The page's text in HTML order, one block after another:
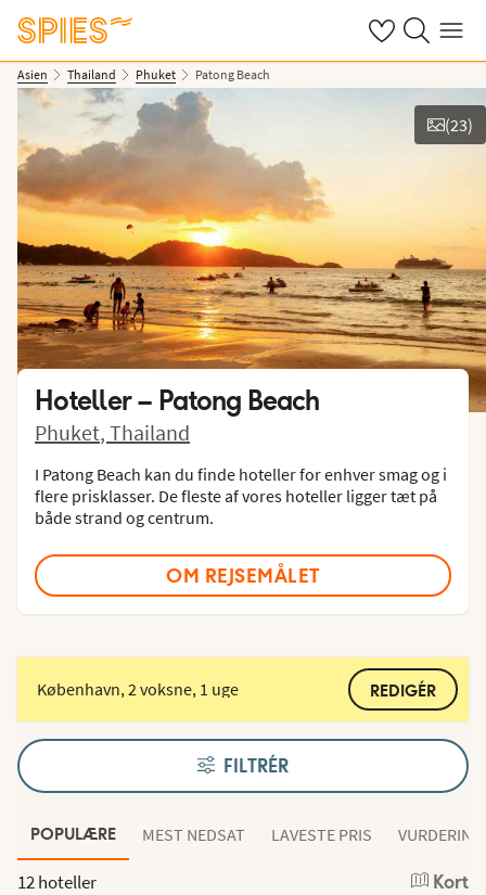
Se dine gemte
Søg påMenu
Asien Thailand Phuket Patong Beach
Vis billeder
(23)
Hoteller – Patong Beach
Phuket, Thailand
I Patong Beach kan du finde hoteller for enhver smag og i
flere prisklasser. De fleste af vores hoteller ligger tæt på
både strand og centrum.
OM REJSEMÅLET
København, 2 voksne, 1 uge REDIGÉR
FILTRÉR
POPULÆRE MEST NEDSAT LAVESTE PRIS VURDERING
12 hoteller Kort